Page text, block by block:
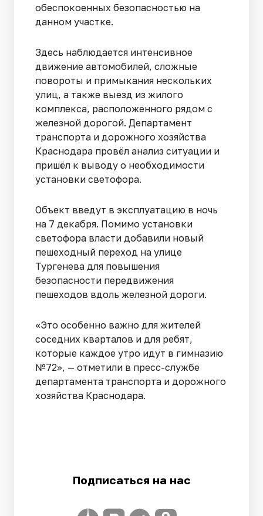
обеспокоенных безопасностью на
данном участке.
Здесь наблюдается интенсивное
движение автомобилей, сложные
повороты и примыкания нескольких
улиц, а также выезд из жилого
комплекса, расположенного рядом с
железной дорогой. Департамент
транспорта и дорожного хозяйства
Краснодара провёл анализ ситуации и
пришёл к выводу о необходимости
установки светофора.
Объект введут в эксплуатацию в ночь
на 7 декабря. Помимо установки
светофора власти добавили новый
пешеходный переход на улице
Тургенева для повышения
безопасности передвижения
пешеходов вдоль железной дороги.
«Это особенно важно для жителей
соседних кварталов и для ребят,
которые каждое утро идут в гимназию
№72», — отметили в пресс-службе
департамента транспорта и дорожного
хозяйства Краснодара.
Подписаться на нас